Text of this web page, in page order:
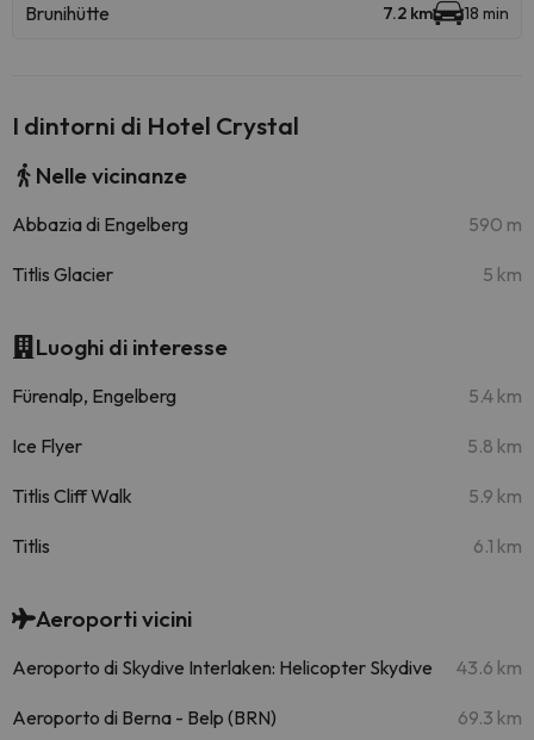
Brunihütte 7.2 km 18 min
I dintorni di Hotel Crystal
Nelle vicinanze
Abbazia di Engelberg 590 m
Titlis Glacier 5 km
Luoghi di interesse
Fürenalp, Engelberg 5.4 km
Ice Flyer 5.8 km
Titlis Cliff Walk 5.9 km
Titlis 6.1 km
Aeroporti vicini
Aeroporto di Skydive Interlaken: Helicopter Skydive 43.6 km
Aeroporto di Berna - Belp (BRN) 69.3 km